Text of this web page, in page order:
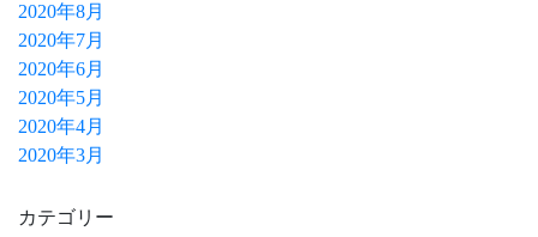
2020年8月
2020年7月
2020年6月
2020年5月
2020年4月
2020年3月
カテゴリー